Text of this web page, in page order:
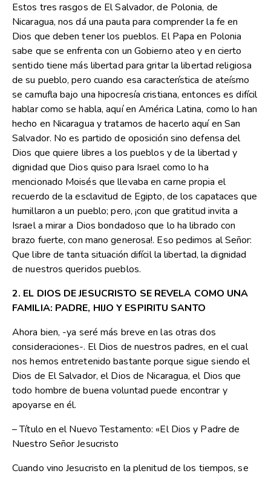
Estos tres rasgos de El Salvador, de Polonia, de
Nicaragua, nos dá una pauta para comprender la fe en
Dios que deben tener los pueblos. El Papa en Polonia
sabe que se enfrenta con un Gobierno ateo y en cierto
sentido tiene más libertad para gritar la libertad religiosa
de su pueblo, pero cuando esa característica de ateísmo
se camufla bajo una hipocresía cristiana, entonces es difícil
hablar como se habla, aquí en América Latina, como lo han
hecho en Nicaragua y tratamos de hacerlo aquí en San
Salvador. No es partido de oposición sino defensa del
Dios que quiere libres a los pueblos y de la libertad y
dignidad que Dios quiso para Israel como lo ha
mencionado Moisés que llevaba en carne propia el
recuerdo de la esclavitud de Egipto, de los capataces que
humillaron a un pueblo; pero, ¡con que gratitud invita a
Israel a mirar a Dios bondadoso que lo ha librado con
brazo fuerte, con mano generosa!. Eso pedimos al Señor:
Que libre de tanta situación difícil la libertad, la dignidad
de nuestros queridos pueblos.
2. EL DIOS DE JESUCRISTO SE REVELA COMO UNA
FAMILIA: PADRE, HIJO Y ESPIRITU SANTO
Ahora bien, -ya seré más breve en las otras dos
consideraciones-. El Dios de nuestros padres, en el cual
nos hemos entretenido bastante porque sigue siendo el
Dios de El Salvador, el Dios de Nicaragua, el Dios que
todo hombre de buena voluntad puede encontrar y
apoyarse en él.
– Título en el Nuevo Testamento: «El Dios y Padre de
Nuestro Señor Jesucristo
Cuando vino Jesucristo en la plenitud de los tiempos, se